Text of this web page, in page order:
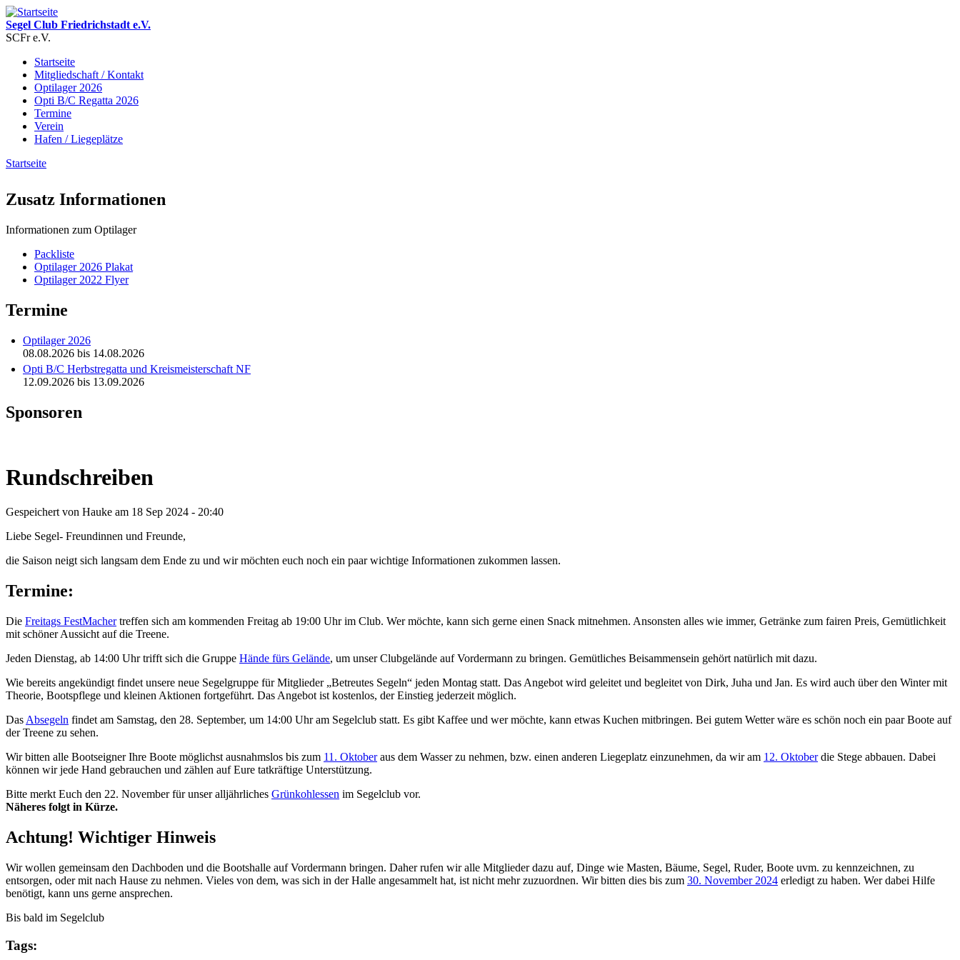
Direkt zum Inhalt
Segel Club Friedrichstadt e.V.
SCFr e.V.
Hauptmenü
Startseite
Mitgliedschaft / Kontakt
Optilager 2026
Opti B/C Regatta 2026
Termine
Verein
Hafen / Liegeplätze
Startseite
Zusatz Informationen
Informationen zum Optilager
Packliste
Optilager 2026 Plakat
Optilager 2022 Flyer
Termine
Optilager 2026
08.08.2026 bis 14.08.2026
Opti B/C Herbstregatta und Kreismeisterschaft NF
12.09.2026 bis 13.09.2026
Sponsoren
Rundschreiben
Gespeichert von Hauke am 18 Sep 2024 - 20:40
Liebe Segel- Freundinnen und Freunde,
die Saison neigt sich langsam dem Ende zu und wir möchten euch noch ein paar wichtige Informationen zukommen lassen.
Termine:
Die Freitags FestMachertreffen sich am kommenden Freitag ab 19:00 Uhr im Club. Wer möchte, kann sich gerne einen Snack mitnehmen. Ansonsten alles wie immer, Getränke zum fairen Preis, Gemütlichkeit
mit schöner Aussicht auf die Treene.
Jeden Dienstag, ab 14:00 Uhr trifft sich die Gruppe Hände fürs Gelände, um unser Clubgelände auf Vordermann zu bringen. Gemütliches Beisammensein gehört natürlich mit dazu.
Wie bereits angekündigt findet unsere neue Segelgruppe für Mitglieder „Betreutes Segeln“ jeden Montag statt. Das Angebot wird geleitet und begleitet von Dirk, Juha und Jan. Es wird auch über den Winter mit
Theorie, Bootspflege und kleinen Aktionen fortgeführt. Das Angebot ist kostenlos, der Einstieg jederzeit möglich.
Das Absegeln findet am Samstag, den 28. September, um 14:00 Uhr am Segelclub statt. Es gibt Kaffee und wer möchte, kann etwas Kuchen mitbringen. Bei gutem Wetter wäre es schön noch ein paar Boote auf
der Treene zu sehen.
Wir bitten alle Bootseigner Ihre Boote möglichst ausnahmslos bis zum 11. Oktoberaus dem Wasser zu nehmen, bzw. einen anderen Liegeplatz einzunehmen, da wir am 12. Oktoberdie Stege abbauen. Dabei
können wir jede Hand gebrauchen und zählen auf Eure tatkräftige Unterstützung.
Bitte merkt Euch den 22. November für unser alljährliches Grünkohlessen im Segelclub vor.
Näheres folgt in Kürze.
Achtung! Wichtiger Hinweis
Wir wollen gemeinsam den Dachboden und die Bootshalle auf Vordermann bringen. Daher rufen wir alle Mitglieder dazu auf, Dinge wie Masten, Bäume, Segel, Ruder, Boote uvm. zu kennzeichnen, zu
entsorgen, oder mit nach Hause zu nehmen. Vieles von dem, was sich in der Halle angesammelt hat, ist nicht mehr zuzuordnen. Wir bitten dies bis zum 30. November 2024 erledigt zu haben. Wer dabei Hilfe
benötigt, kann uns gerne ansprechen.
Bis bald im Segelclub
Tags: